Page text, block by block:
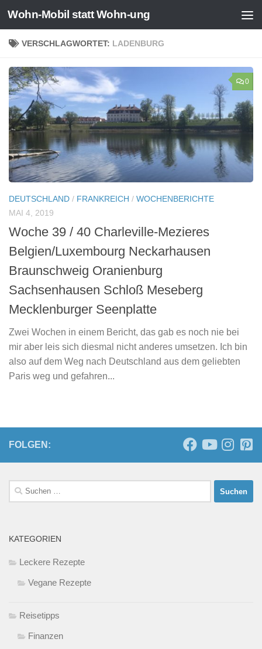
Zum Inhalt springen
Wohn-Mobil statt Wohn-ung
VERSCHLAGWORTET: LADENBURG
0
DEUTSCHLAND / FRANKREICH / WOCHENBERICHTE
MAI 4, 2019
Woche 39 / 40 Charleville-Mezieres
Belgien/Luxembourg Neckarhausen
Braunschweig Oranienburg
Sachsenhausen Schloß Meseberg
Mecklenburger Seenplatte
Zwei Wochen in einem Bericht, das gab es noch nie bei
mir aber leis sich diesmal nicht anderes umsetzen. Ich bin
also auf dem Weg nach Deutschland aus dem geliebten
Paris weg und gefahren...
FOLGEN:
Suchen
nach:
KATEGORIEN
Leckere Rezepte
Vegane Rezepte
Reisetipps
Finanzen